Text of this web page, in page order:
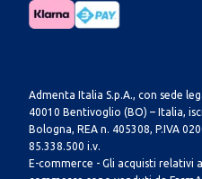
Admenta Italia S.p.A., con sede
40010 Bentivoglio (BO) – Italia,
Bologna, REA n. 405308, P.IVA
85.338.500 i.v.
E-commerce - Gli acquisti